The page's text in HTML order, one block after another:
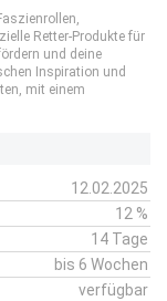
Retter-Produkte für
und deine
Inspiration und
mit einem
12.02.2025
12 %
14 Tage
bis 6 Wochen
verfügbar